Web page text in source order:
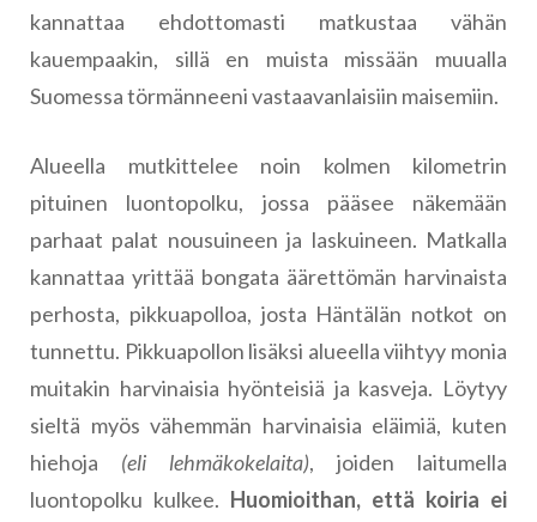
kannattaa ehdottomasti matkustaa vähän
kauempaakin, sillä en muista missään muualla
Suomessa törmänneeni vastaavanlaisiin maisemiin.
Alueella mutkittelee noin kolmen kilometrin
pituinen luontopolku, jossa pääsee näkemään
parhaat palat nousuineen ja laskuineen. Matkalla
kannattaa yrittää bongata äärettömän harvinaista
perhosta, pikkuapolloa, josta Häntälän notkot on
tunnettu. Pikkuapollon lisäksi alueella viihtyy monia
muitakin harvinaisia hyönteisiä ja kasveja. Löytyy
sieltä myös vähemmän harvinaisia eläimiä, kuten
hiehoja (eli lehmäkokelaita), joiden laitumella
luontopolku kulkee. Huomioithan, että koiria ei